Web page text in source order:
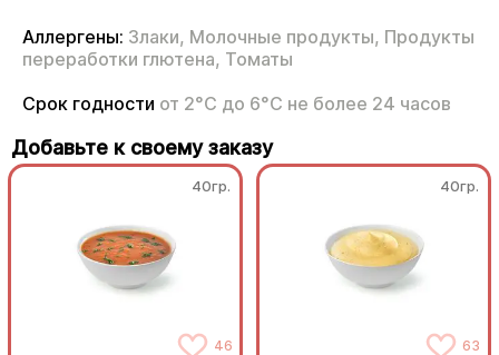
Аллергены: Злаки, Молочные продукты, Продукты
переработки глютена, Томаты
Срок годности от 2°С до 6°С не более 24 часов
Добавьте к своему заказу
40гр.
46
40гр.
63